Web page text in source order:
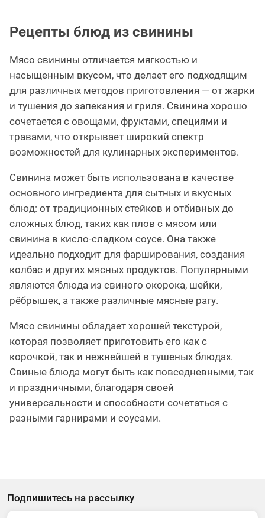
Рецепты блюд из свинины
Мясо свинины отличается мягкостью и
насыщенным вкусом, что делает его подходящим
для различных методов приготовления — от жарки
и тушения до запекания и гриля. Свинина хорошо
сочетается с овощами, фруктами, специями и
травами, что открывает широкий спектр
возможностей для кулинарных экспериментов.
Свинина может быть использована в качестве
основного ингредиента для сытных и вкусных
блюд: от традиционных стейков и отбивных до
сложных блюд, таких как плов с мясом или
свинина в кисло-сладком соусе. Она также
идеально подходит для фарширования, создания
колбас и других мясных продуктов. Популярными
являются блюда из свиного окорока, шейки,
рёбрышек, а также различные мясные рагу.
Мясо свинины обладает хорошей текстурой,
которая позволяет приготовить его как с
корочкой, так и нежнейшей в тушеных блюдах.
Свиные блюда могут быть как повседневными, так
и праздничными, благодаря своей
универсальности и способности сочетаться с
разными гарнирами и соусами.
Подпишитесь на рассылку